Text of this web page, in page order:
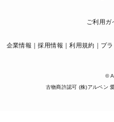
ご利用ガ
企業情報 採用情報 利用規約 プ
©
古物商許認可 (株)アルペン